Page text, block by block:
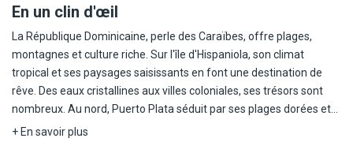
En un clin d'œil
La République Dominicaine, perle des Caraïbes, offre plages,
montagnes et culture riche. Sur l'île d'Hispaniola, son climat
tropical et ses paysages saisissants en font une destination de
rêve. Des eaux cristallines aux villes coloniales, ses trésors sont
nombreux. Au nord, Puerto Plata séduit par ses plages dorées et
son mélange d'histoire, de culture et de nature. C'est un havre de
+ En savoir plus